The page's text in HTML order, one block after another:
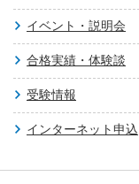
イベント・説明会
合格実績・体験談
受験情報
インターネット申込